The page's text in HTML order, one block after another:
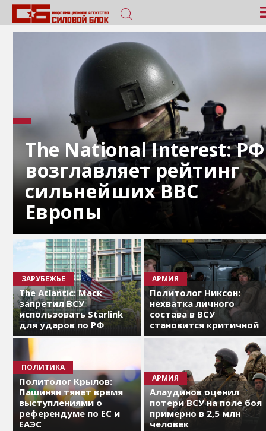
The National Interest: РФ
возглавляет рейтинг
сильнейших ВВС
Европы
ЗАРУБЕЖЬЕ
The Atlantic: Маск
запретил ВСУ
использовать Starlink
для ударов по РФ
АРМИЯ
Политолог Никсон:
нехватка личного
состава в ВСУ
становится критичной
ПОЛИТИКА
Политолог Крылов:
Пашинян тянет время
выступлениями о
референдуме по ЕС и
ЕАЭС
АРМИЯ
Алаудинов оценил
потери ВСУ на поле боя
примерно в 2,5 млн
человек